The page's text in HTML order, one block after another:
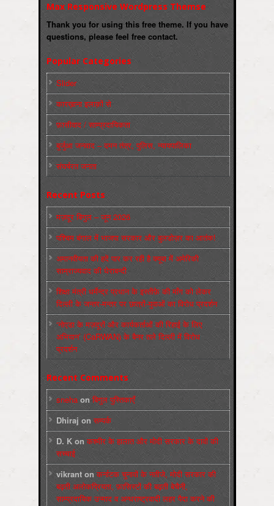
Max Responsive Wordpress Themse
Thank you for using this free theme. If you have
questions, please feel free contact.
Popular Categories
Slider
कारख़ाना इलाक़ों से
फ़ासीवाद / साम्‍प्रदायिकता
बुर्जुआ जनवाद – दमन तंत्र, पुलिस, न्‍यायपालिका
संघर्षरत जनता
Recent Posts
मज़दूर बिगुल – जून 2026
पश्चिम बंगाल में भाजपा सरकार और बुलडोज़र का आतंक!
अमानवीयता की हदें पार कर रही है क्यूबा में अमेरिकी
साम्राज्यवाद की घेराबन्दी
शिक्षा मंत्री धर्मेन्द्र प्रधान के इस्तीफ़े की माँग को लेकर
दिल्ली के जन्तर-मन्तर पर छात्रों-युवाओं का विरोध प्रदर्शन
‘नोएडा के मज़दूरों और कार्यकर्ताओं की रिहाई के लिए
अभियान’ (CaRWAN) के बैनर तले दिल्ली में विरोध
प्रदर्शन
Recent Comments
sneha onबिगुल पुस्तिकाएँ
Dhiraj onसम्पर्क
D. K onकश्मीर के हालात और मोदी सरकार के दावों की
सच्चाई
vikrant onकर्नाटक चुनावों के नतीजे, मोदी सरकार की
बढ़ती अलोकप्रियता, फ़ासिस्टों की बढ़ती बेचैनी,
साम्प्रदायिक उन्माद व अन्धराष्ट्रवादी लहर पैदा करने की